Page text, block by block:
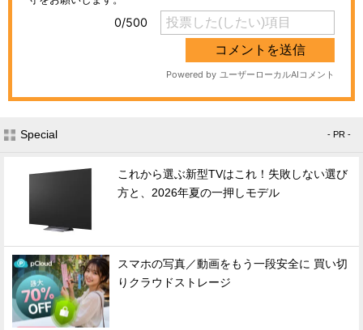
Special - PR -
これから選ぶ新型TVはこれ！失敗しない選び
方と、2026年夏の一押しモデル
スマホの写真／動画をもう一段安全に 買い切
りクラウドストレージ